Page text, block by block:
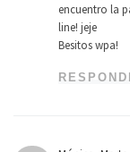
encuentro la
line! jeje
Besitos wpa!